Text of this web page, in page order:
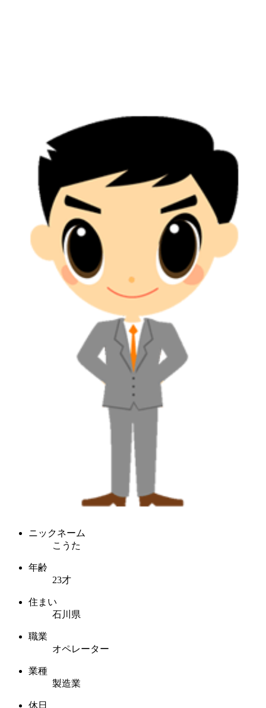
ニックネーム
こうた
年齢
23才
住まい
石川県
職業
オペレーター
業種
製造業
休日